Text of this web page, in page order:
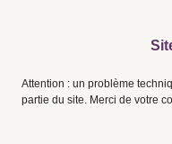
Attention : un problème
partie du site. Merci de votre